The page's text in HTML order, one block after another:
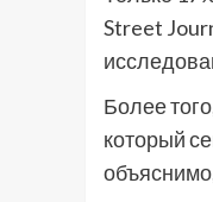
Street
Более
который